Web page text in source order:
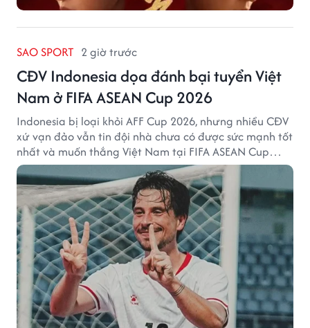
SAO SPORT 2 giờ trước
CĐV Indonesia dọa đánh bại tuyển Việt
Nam ở FIFA ASEAN Cup 2026
Indonesia bị loại khỏi AFF Cup 2026, nhưng nhiều CĐV
xứ vạn đảo vẫn tin đội nhà chưa có được sức mạnh tốt
nhất và muốn thắng Việt Nam tại FIFA ASEAN Cup
2026.